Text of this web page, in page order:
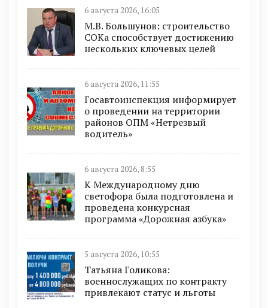
6 августа 2026, 16:05
М.В. Большунов: строительство
СОКа способствует достижению
нескольких ключевых целей
6 августа 2026, 11:55
Госавтоинспекция информирует
о проведении на территории
районов ОПМ «Нетрезвый
водитель»
6 августа 2026, 8:55
К Международному дню
светофора была подготовлена и
проведена конкурсная
программа «Дорожная азбука»
5 августа 2026, 10:55
Татьяна Голикова:
военнослужащих по контракту
привлекают статус и льготы